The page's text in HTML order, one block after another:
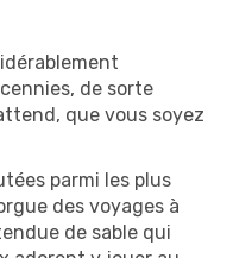
de sorte
que vous soyez
parmi les plus
des voyages à
de sable qui